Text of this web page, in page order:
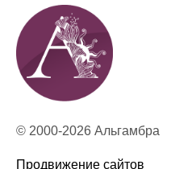
© 2000-2026 Альгамбра
Продвижение сайтов